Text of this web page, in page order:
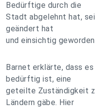
Bedürftige durch die
Stadt abgelehnt hat,
geändert hat
und einsichtig
Barnet erklärte, dass
bedürftig ist, eine
geteilte Zuständigkeit
Ländern gäbe. Hier